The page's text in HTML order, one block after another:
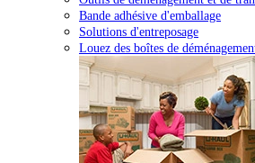
Bande adhésive d'emballage
Solutions d'entreposage
Louez des boîtes de